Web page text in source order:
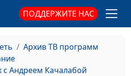
ПОДДЕРЖИТЕ НАС
Архив ТВ программ
с Андреем Качалабой
священнослужитель